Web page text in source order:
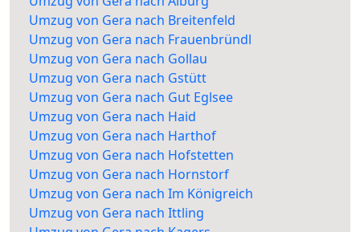
Umzug von Gera nach Breitenfeld
Umzug von Gera nach Frauenbründl
Umzug von Gera nach Gollau
Umzug von Gera nach Gstütt
Umzug von Gera nach Gut Eglsee
Umzug von Gera nach Haid
Umzug von Gera nach Harthof
Umzug von Gera nach Hofstetten
Umzug von Gera nach Hornstorf
Umzug von Gera nach Im Königreich
Umzug von Gera nach Ittling